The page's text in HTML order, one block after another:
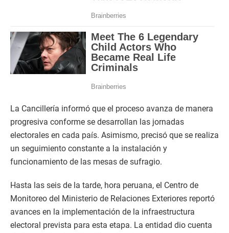
La Cancillería informó que el proceso avanza de manera
progresiva conforme se desarrollan las jornadas
electorales en cada país. Asimismo, precisó que se realiza
un seguimiento constante a la instalación y
funcionamiento de las mesas de sufragio.
Hasta las seis de la tarde, hora peruana, el Centro de
Monitoreo del Ministerio de Relaciones Exteriores reportó
avances en la implementación de la infraestructura
electoral prevista para esta etapa. La entidad dio cuenta